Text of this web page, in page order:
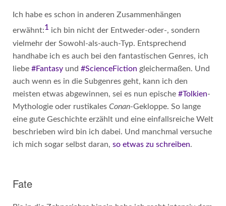
Ich habe es schon in anderen Zusammenhängen
erwähnt:1 ich bin nicht der Entweder-oder-, sondern
vielmehr der Sowohl-als-auch-Typ. Entsprechend
handhabe ich es auch bei den fantastischen Genres, ich
liebe #Fantasyund #ScienceFiction gleichermaßen. Und
auch wenn es in die Subgenres geht, kann ich den
meisten etwas abgewinnen, sei es nun epische #Tolkien-
Mythologie oder rustikales Conan-Gekloppe. So lange
eine gute Geschichte erzählt und eine einfallsreiche Welt
beschrieben wird bin ich dabei. Und manchmal versuche
ich mich sogar selbst daran, so etwas zu schreiben.
Fate